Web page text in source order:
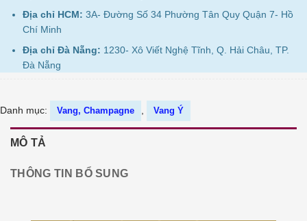
Địa chỉ HCM: 3A- Đường Số 34 Phường Tân Quy Quận 7- Hồ
Chí Minh
Địa chỉ Đà Nẵng: 1230- Xô Viết Nghệ Tĩnh, Q. Hải Châu, TP.
Đà Nẵng
Danh mục: Vang, Champagne Vang Ý
MÔ TẢ
THÔNG TIN BỔ SUNG